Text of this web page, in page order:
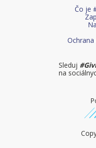
Čo je
Sleduj
na